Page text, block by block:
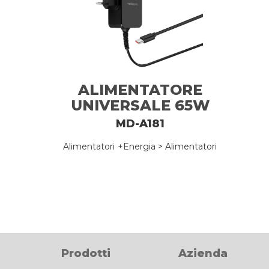
ALIMENTATORE
UNIVERSALE 65W
GAN TYPE-C PER
TABLET
MD-A181
Alimentatori +Energia > Alimentatori
Prodotti Azienda